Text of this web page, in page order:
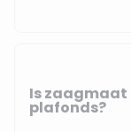
Is zaagmaat
plafonds?